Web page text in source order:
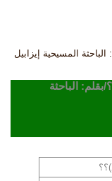
المسيحية إيزابيل
الباحثة